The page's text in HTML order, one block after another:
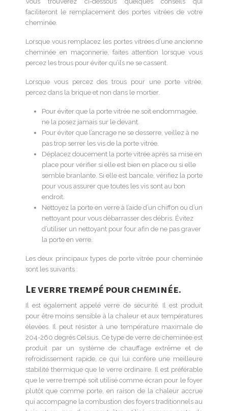
faciliteront le remplacement des portes vitrées de votre
cheminée.
Lorsque vous remplacez les portes vitrées d’une ancienne
cheminée en maçonnerie, faites attention lorsque vous
percez les trous pour éviter qu’ils ne se cassent.
Lorsque vous percez des trous pour une porte vitrée,
percez dans la brique et non dans le mortier.
Pour éviter que la porte vitrée ne soit endommagée,
ne la posez jamais sur le devant.
Pour éviter que l’ancrage ne se desserre, veillez à ne
pas trop serrer les vis de la porte vitrée.
Déplacez doucement la porte vitrée après sa mise en
place pour vérifier si elle est bien en place ou si elle
semble branlante. Si elle est bancale, vérifiez la porte
pour vous assurer que toutes les vis sont au bon
endroit.
Nettoyez la porte en verre à l’aide d’un chiffon ou d’un
nettoyant pour vous débarrasser des débris. Évitez
d’utiliser un nettoyant pour four afin de ne pas graver
la porte en verre.
Les deux principaux types de porte vitrée pour cheminée
sont les suivants :
Le verre trempé pour cheminée.
Il est également appelé verre de sécurité. Il est produit
pour être moins sensible à la chaleur et aux températures
élevées. Il peut résister à une température maximale de
204-260 degrés Celsius. Ce type de verre de cheminée est
produit par un système de chauffage extrême et de
refroidissement rapide, ce qui lui confère une meilleure
stabilité thermique que le verre ordinaire. Il est préférable
que le verre trempé soit utilisé comme écran pour le foyer
plutôt que comme porte, en raison de la chaleur accrue
qui accompagne la combustion des foyers traditionnels au